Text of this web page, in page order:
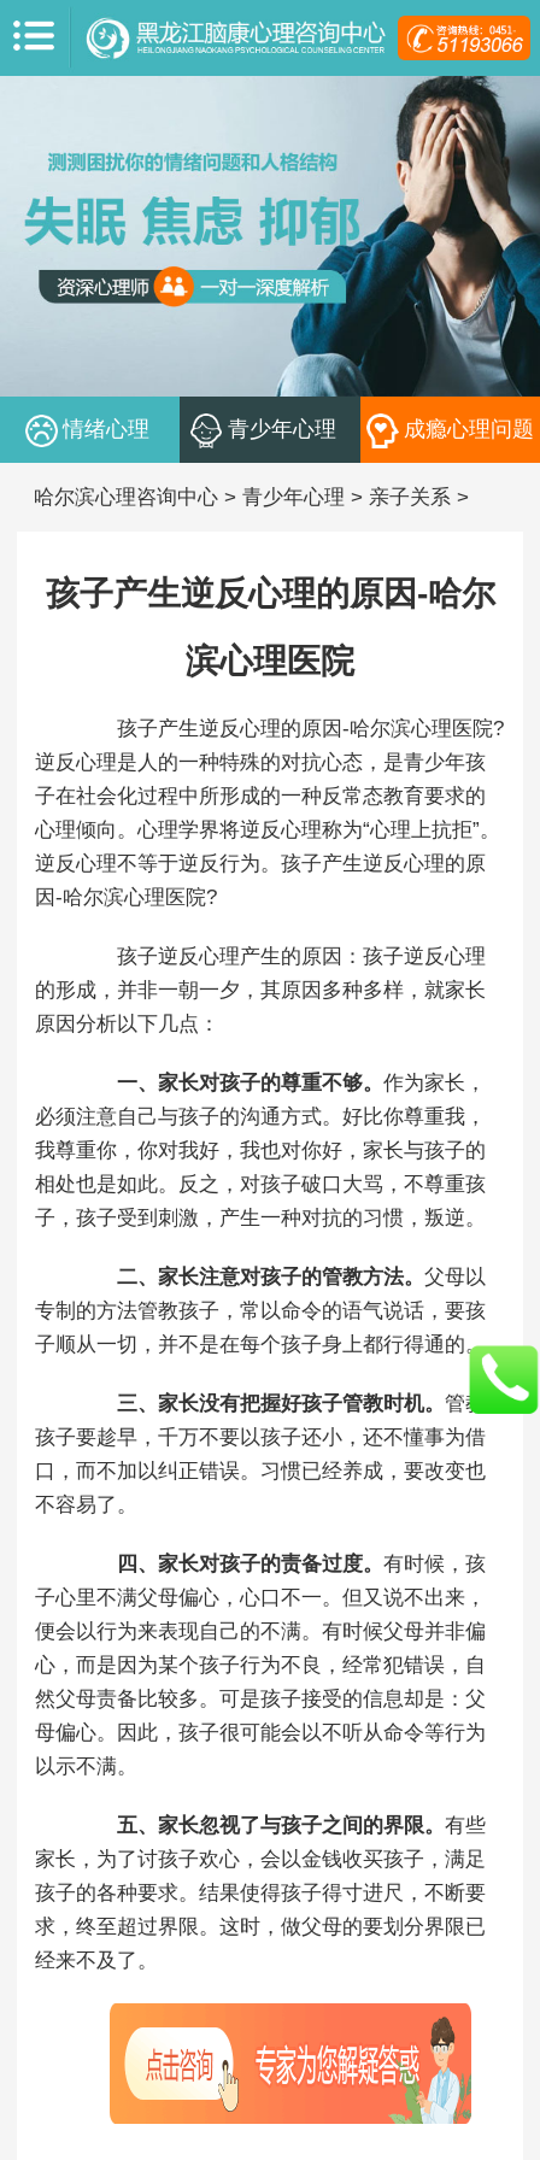
情绪心理 青少年心理 成瘾心理问题
哈尔滨心理咨询中心 > 青少年心理 > 亲子关系 >
孩子产生逆反心理的原因-哈尔
滨心理医院
孩子产生逆反心理的原因-哈尔滨心理医院?
逆反心理是人的一种特殊的对抗心态，是青少年孩
子在社会化过程中所形成的一种反常态教育要求的
心理倾向。心理学界将逆反心理称为“心理上抗拒”。
逆反心理不等于逆反行为。孩子产生逆反心理的原
因-哈尔滨心理医院?
孩子逆反心理产生的原因：孩子逆反心理
的形成，并非一朝一夕，其原因多种多样，就家长
原因分析以下几点：
一、家长对孩子的尊重不够。 作为家长，
必须注意自己与孩子的沟通方式。好比你尊重我，
我尊重你，你对我好，我也对你好，家长与孩子的
相处也是如此。反之，对孩子破口大骂，不尊重孩
子，孩子受到刺激，产生一种对抗的习惯，叛逆。
二、家长注意对孩子的管教方法。 父母以
专制的方法管教孩子，常以命令的语气说话，要孩
子顺从一切，并不是在每个孩子身上都行得通的。
三、家长没有把握好孩子管教时机。 管教
孩子要趁早，千万不要以孩子还小，还不懂事为借
口，而不加以纠正错误。习惯已经养成，要改变也
不容易了。
四、家长对孩子的责备过度。 有时候，孩
子心里不满父母偏心，心口不一。但又说不出来，
便会以行为来表现自己的不满。有时候父母并非偏
心，而是因为某个孩子行为不良，经常犯错误，自
然父母责备比较多。可是孩子接受的信息却是：父
母偏心。因此，孩子很可能会以不听从命令等行为
以示不满。
五、家长忽视了与孩子之间的界限。 有些
家长，为了讨孩子欢心，会以金钱收买孩子，满足
孩子的各种要求。结果使得孩子得寸进尺，不断要
求，终至超过界限。这时，做父母的要划分界限已
经来不及了。